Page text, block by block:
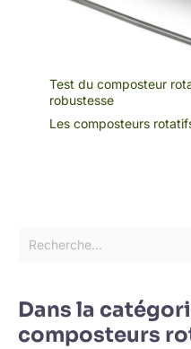
Test du composteur
robustesse
Les composteurs
Dans la
composteurs